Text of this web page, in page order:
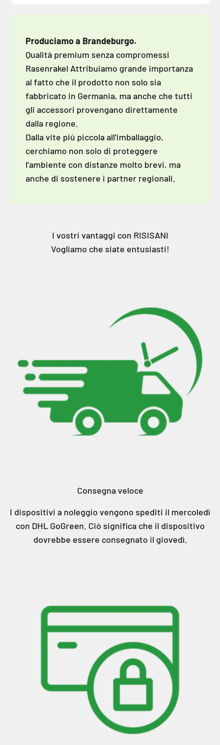
Produciamo a Brandeburgo.
Qualità premium senza compromessi
Rasenrakel Attribuiamo grande importanza
al fatto che il prodotto non solo sia
fabbricato in Germania, ma anche che tutti
gli accessori provengano direttamente
dalla regione.
Dalla vite più piccola all'imballaggio,
cerchiamo non solo di proteggere
l'ambiente con distanze molto brevi, ma
anche di sostenere i partner regionali.
I vostri vantaggi con RISISANI
Vogliamo che siate entusiasti!
Consegna veloce
I dispositivi a noleggio vengono spediti il mercoledì
con DHL GoGreen. Ciò significa che il dispositivo
dovrebbe essere consegnato il giovedì.